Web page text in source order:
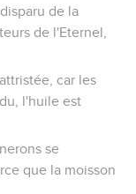
de la
de l'Eternel,
car les
l'huile est
se
que la moisson